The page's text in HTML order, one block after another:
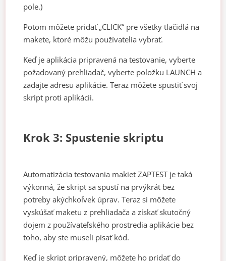
pole.)
Potom môžete pridať „CLICK“ pre všetky tlačidlá na
makete, ktoré môžu používatelia vybrať.
Keď je aplikácia pripravená na testovanie, vyberte
požadovaný prehliadač, vyberte položku LAUNCH a
zadajte adresu aplikácie. Teraz môžete spustiť svoj
skript proti aplikácii.
Krok 3: Spustenie skriptu
Automatizácia testovania makiet ZAPTEST je taká
výkonná, že skript sa spustí na prvýkrát bez
potreby akýchkoľvek úprav. Teraz si môžete
vyskúšať maketu z prehliadača a získať skutočný
dojem z používateľského prostredia aplikácie bez
toho, aby ste museli písať kód.
Keď je skript pripravený, môžete ho pridať do